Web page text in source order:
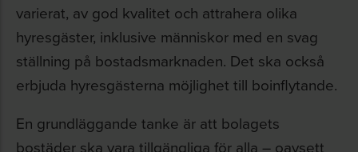
varierat, av god kvalitet och attrahera olika
hyresgäster, inklusive människor med en svag
ställning på bostadsmarknaden. Det ska också
erbjuda hyresgästerna möjlighet till boinflytande.
En grundläggande tanke är att bolagets
bostäder ska vara tillgängliga för alla – oavsett